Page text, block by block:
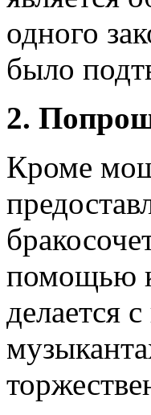
одного
было
2.
Кроме
помощью
делается